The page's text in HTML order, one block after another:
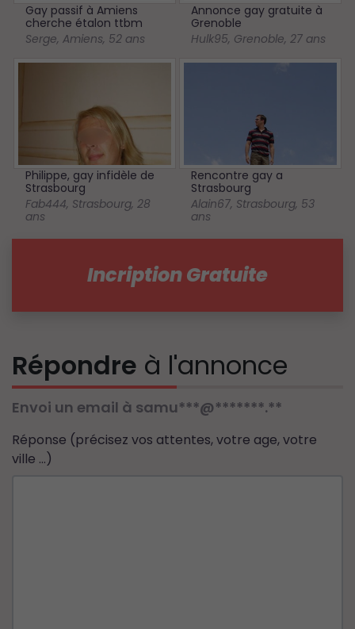
Gay passif à Amiens
cherche étalon ttbm
Serge,Amiens, 52 ans
Annonce gay gratuite à
Grenoble
Hulk95, Grenoble,27 ans
Philippe, gay infidèle de
Strasbourg
Fab444, Strasbourg,28
ans
Rencontre gay a
Strasbourg
Alain67, Strasbourg, 53
ans
Incription Gratuite
Répondre à l'annonce
Envoi un email à samu***@*******.**
Réponse (précisez vos attentes, votre age, votre
ville ...)